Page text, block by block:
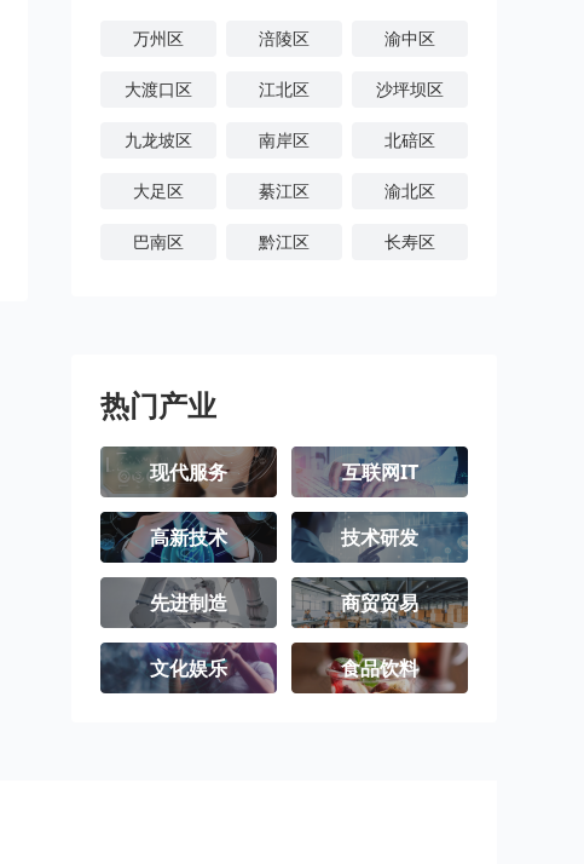
万州区 涪陵区 渝中区
大渡口区 江北区 沙坪坝区
九龙坡区 南岸区 北碚区
大足区 綦江区 渝北区
巴南区 黔江区 长寿区
丰都县
忠县 开州区 云阳县
奉节县 巫山县 巫溪县
石柱土家族自
治县
秀山土家族苗
族自治县
酉阳土家族苗
族自治县
彭水苗族土家
族自治县
江津区 合川区
永川区 南川区
热门产业
现代服务 互联网IT
高新技术 技术研发
先进制造 商贸贸易
文化娱乐 食品饮料